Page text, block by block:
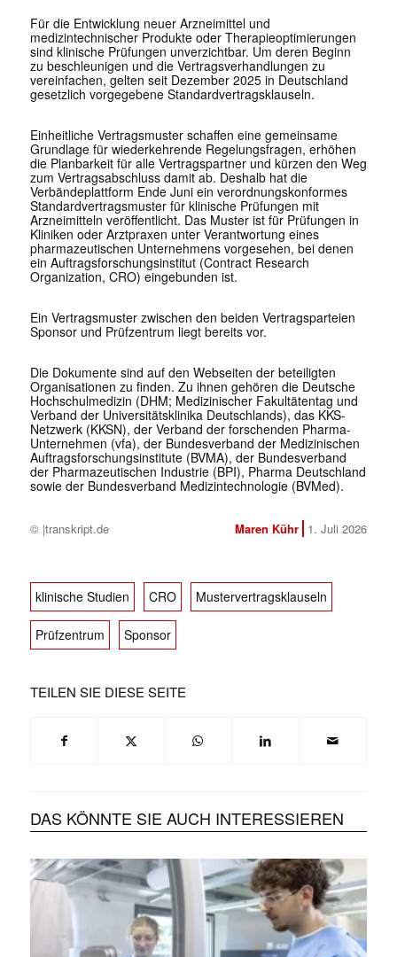
Für die Entwicklung neuer Arzneimittel und
medizintechnischer Produkte oder Therapieoptimierungen
sind klinische Prüfungen unverzichtbar. Um deren Beginn
zu beschleunigen und die Vertragsverhandlungen zu
vereinfachen, gelten seit Dezember 2025 in Deutschland
gesetzlich vorgegebene Standardvertragsklauseln.
Einheitliche Vertragsmuster schaffen eine gemeinsame
Grundlage für wiederkehrende Regelungsfragen, erhöhen
die Planbarkeit für alle Vertragspartner und kürzen den Weg
zum Vertragsabschluss damit ab. Deshalb hat die
Verbändeplattform Ende Juni ein verordnungskonformes
Standardvertragsmuster für klinische Prüfungen mit
Arzneimitteln veröffentlicht. Das Muster ist für Prüfungen in
Kliniken oder Arztpraxen unter Verantwortung eines
pharmazeutischen Unternehmens vorgesehen, bei denen
ein Auftragsforschungsinstitut (Contract Research
Organization, CRO) eingebunden ist.
Ein Vertragsmuster zwischen den beiden Vertragsparteien
Sponsor und Prüfzentrum liegt bereits vor.
Die Dokumente sind auf den Webseiten der beteiligten
Organisationen zu finden. Zu ihnen gehören die Deutsche
Hochschulmedizin (DHM; Medizinischer Fakultätentag und
Verband der Universitätsklinika Deutschlands), das KKS-
Netzwerk (KKSN), der Verband der forschenden Pharma-
Unternehmen (vfa), der Bundesverband der Medizinischen
Auftragsforschungsinstitute (BVMA), der Bundesverband
der Pharmazeutischen Industrie (BPI), Pharma Deutschland
sowie der Bundesverband Medizintechnologie (BVMed).
© |transkript.de Maren Kühr 1. Juli 2026
klinische Studien CRO Mustervertragsklauseln
Prüfzentrum Sponsor
TEILEN SIE DIESE SEITE
DAS KÖNNTE SIE AUCH INTERESSIEREN